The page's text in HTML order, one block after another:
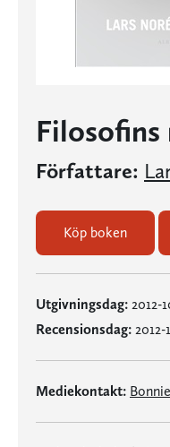
Författare:
Köp boken
Utgivningsdag: 2012-
Recensionsdag: 2012-
Mediekontakt: